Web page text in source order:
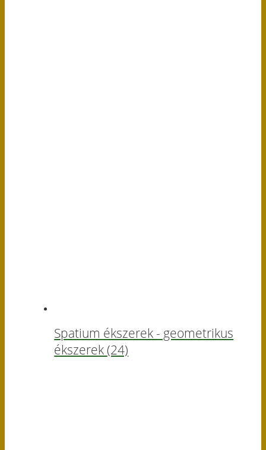
Spatium ékszerek - geometrikus
ékszerek(24)